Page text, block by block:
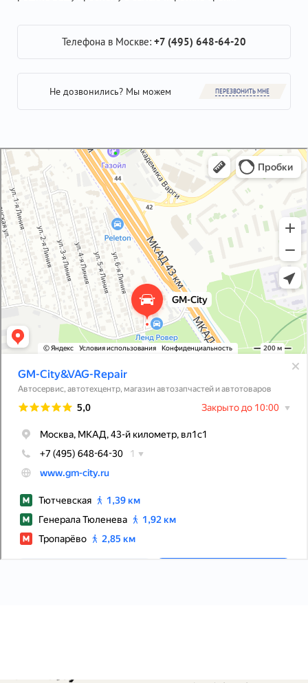
Телефона в Москве: +7 (495) 648-64-20
Не дозвонились? Мы можем ПЕРЕЗВОНИТЬ МНЕ
GM-City&VAG-Repair
Автосервис, автотехцентр в Москве
Магазин автозапчастей и автотоваров в Москве